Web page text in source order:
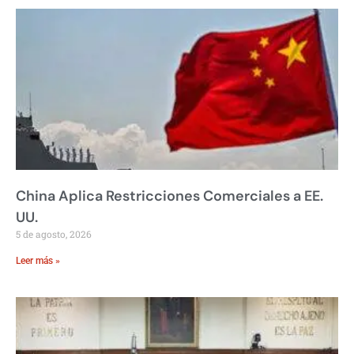
China Aplica Restricciones Comerciales a EE.
UU.
5 de agosto, 2026
Leer más »